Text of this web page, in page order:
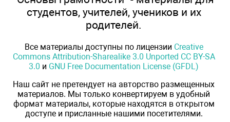
студентов, учителей, учеников и их
родителей.
Все материалы доступны по лицензии Creative
Commons Attribution-Sharealike 3.0 Unported CC BY-SA
3.0 и GNU Free Documentation License (GFDL)
Наш сайт не претендует на авторство размещенных
материалов. Мы только конвертируем в удобный
формат материалы, которые находятся в открытом
доступе и присланные нашими посетителями.